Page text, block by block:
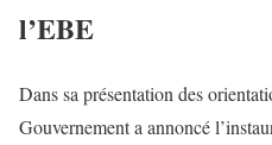
l’EBE
Dans sa présentation des
Gouvernement a annoncé